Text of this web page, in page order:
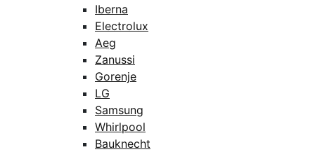
Iberna
Electrolux
Aeg
Zanussi
Gorenje
LG
Samsung
Whirlpool
Bauknecht